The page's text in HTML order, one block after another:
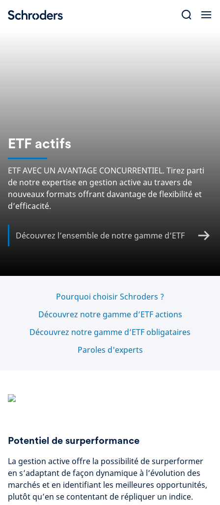
ETF actifs
ETF AVEC UN AVANTAGE CONCURRENTIEL. Tirez parti
de notre expertise en gestion active au travers de
nouveaux formats offrant davantage de flexibilité et
d’efficacité.
Découvrez l’ensemble de notre gamme d’ETF
Pourquoi choisir Schroders ?
Découvrez notre gamme d’ETF actions
Découvrez notre gamme d’ETF obligataires
Paroles d'experts
Potentiel de surperformance
La gestion active offre la possibilité de surperformer
en s’adaptant de façon dynamique à l’évolution des
marchés et en identifiant les meilleures opportunités,
plutôt qu’en se contentant de répliquer un indice.